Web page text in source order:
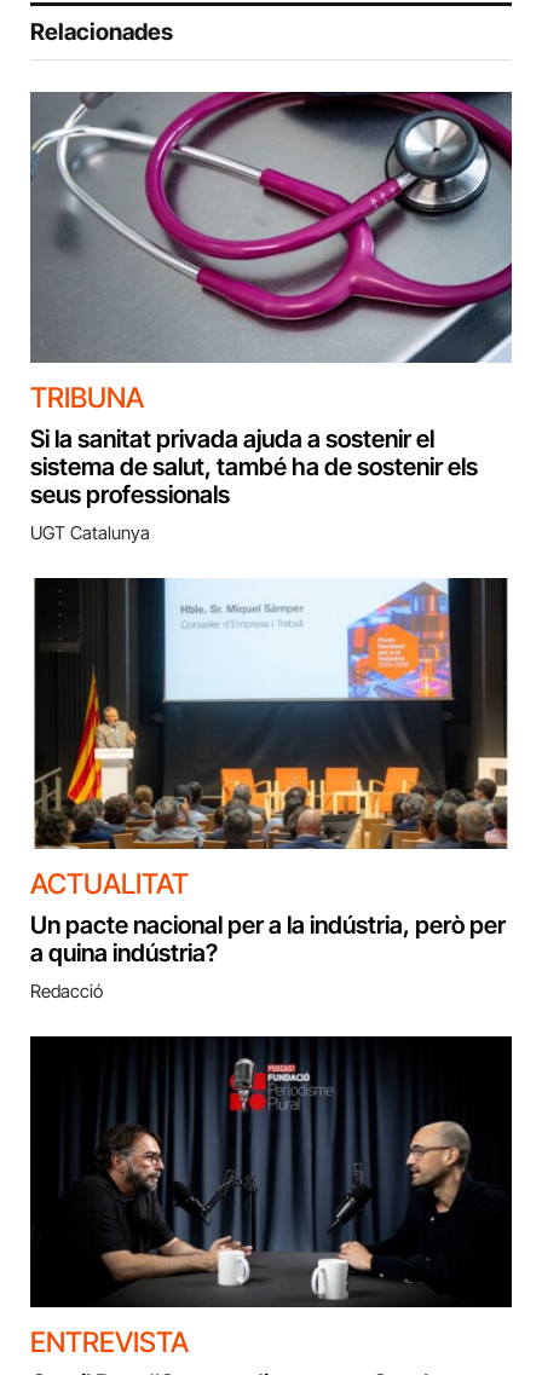
Relacionades
TRIBUNA
Si la sanitat privada ajuda a sostenir el
sistema de salut, també ha de sostenir els
seus professionals
UGT Catalunya
ACTUALITAT
Un pacte nacional per a la indústria, però per
a quina indústria?
Redacció
ENTREVISTA